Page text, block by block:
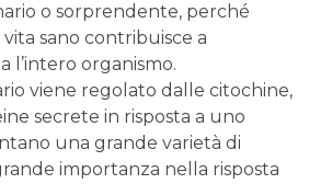
o sorprendente, perché
sano contribuisce a
l’intero organismo.
viene regolato dalle citochine,
secrete in risposta a uno
una grande varietà di
importanza nella risposta